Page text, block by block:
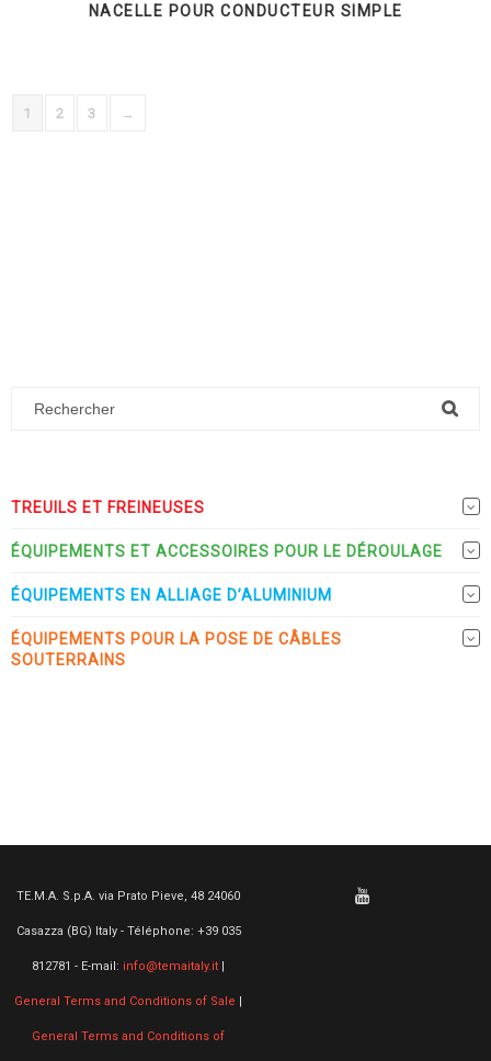
NACELLE POUR CONDUCTEUR SIMPLE
1 2 3 →
TREUILS ET FREINEUSES
ÉQUIPEMENTS ET ACCESSOIRES POUR LE DÉROULAGE
ÉQUIPEMENTS EN ALLIAGE D’ALUMINIUM
ÉQUIPEMENTS POUR LA POSE DE CÂBLES
SOUTERRAINS
TE.M.A. S.p.A. via Prato Pieve, 48 24060
Casazza (BG) Italy - Téléphone: +39 035
812781 - E-mail: info@temaitaly.it |
General Terms and Conditions of Sale |
General Terms and Conditions of